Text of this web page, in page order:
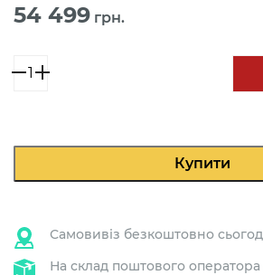
54 499 грн.
NIVONA
CafeRomatica
Купити
Самовивіз безкоштовно
На склад поштового оператора